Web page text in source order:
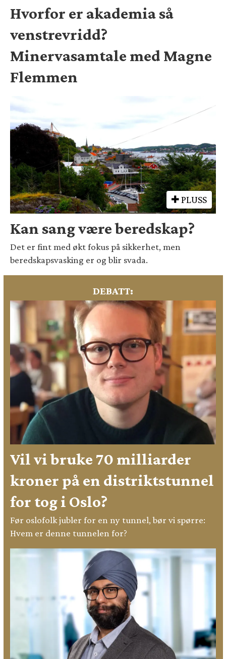
Hvorfor er akademia så
venstrevridd?
Minervasamtale med Magne
Flemmen
PLUSS
Kan sang være beredskap?
Det er fint med økt fokus på sikkerhet, men
beredskapsvasking er og blir svada.
DEBATT:
Vil vi bruke 70 milliarder
kroner på en distriktstunnel
for tog i Oslo?
Før oslofolk jubler for en ny tunnel, bør vi spørre:
Hvem er denne tunnelen for?